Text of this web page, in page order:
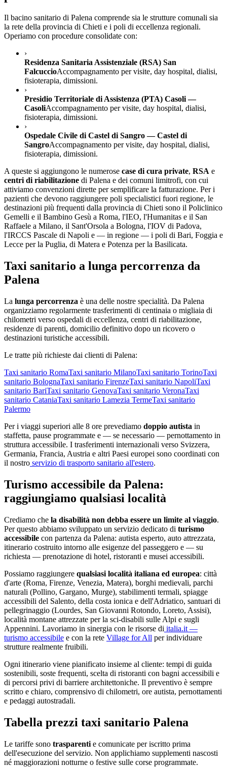
Il bacino sanitario di Palena comprende sia le strutture comunali sia
la rete della provincia di Chieti e i poli di eccellenza regionali.
Operiamo con procedure consolidate con:
›
Residenza Sanitaria Assistenziale (RSA) San
FalcuccioAccompagnamento per visite, day hospital, dialisi,
fisioterapia, dimissioni.
›
Presidio Territoriale di Assistenza (PTA) Casoli —
CasoliAccompagnamento per visite, day hospital, dialisi,
fisioterapia, dimissioni.
›
Ospedale Civile di Castel di Sangro — Castel di
SangroAccompagnamento per visite, day hospital, dialisi,
fisioterapia, dimissioni.
A queste si aggiungono le numerose case di cura private, RSA e
centri di riabilitazione di Palena e dei comuni limitrofi, con cui
attiviamo convenzioni dirette per semplificare la fatturazione. Per i
pazienti che devono raggiungere poli specialistici fuori regione, le
destinazioni più frequenti dalla provincia di Chieti sono il Policlinico
Gemelli e il Bambino Gesù a Roma, l'IEO, l'Humanitas e il San
Raffaele a Milano, il Sant'Orsola a Bologna, l'IOV di Padova,
l'IRCCS Pascale di Napoli e — in regione — i poli di Bari, Foggia e
Lecce per la Puglia, di Matera e Potenza per la Basilicata.
Taxi sanitario a lunga percorrenza da
Palena
La lunga percorrenza è una delle nostre specialità. Da Palena
organizziamo regolarmente trasferimenti di centinaia o migliaia di
chilometri verso ospedali di eccellenza, centri di riabilitazione,
residenze di parenti, domicilio definitivo dopo un ricovero o
destinazioni turistiche accessibili.
Le tratte più richieste dai clienti di Palena:
Taxi sanitario RomaTaxi sanitario MilanoTaxi sanitario TorinoTaxi
sanitario BolognaTaxi sanitario FirenzeTaxi sanitario NapoliTaxi
sanitario BariTaxi sanitario GenovaTaxi sanitario VeronaTaxi
sanitario CataniaTaxi sanitario Lamezia TermeTaxi sanitario
Palermo
Per i viaggi superiori alle 8 ore prevediamo doppio autista in
staffetta, pause programmate e — se necessario — pernottamento in
struttura accessibile. I trasferimenti internazionali verso Svizzera,
Germania, Francia, Austria e altri Paesi europei sono coordinati con
il nostro servizio di trasporto sanitario all'estero.
Turismo accessibile da Palena:
raggiungiamo qualsiasi località
Crediamo che la disabilità non debba essere un limite al viaggio.
Per questo abbiamo sviluppato un servizio dedicato di turismo
accessibile con partenza da Palena: autista esperto, auto attrezzata,
itinerario costruito intorno alle esigenze del passeggero e — su
richiesta — prenotazione di hotel, ristoranti e musei accessibili.
Possiamo raggiungere qualsiasi località italiana ed europea: città
d'arte (Roma, Firenze, Venezia, Matera), borghi medievali, parchi
naturali (Pollino, Gargano, Murge), stabilimenti termali, spiagge
accessibili del Salento, della costa ionica e dell'Adriatico, santuari di
pellegrinaggio (Lourdes, San Giovanni Rotondo, Loreto, Assisi),
località montane attrezzate per la sci-disabili sulle Alpi e sugli
Appennini. Lavoriamo in sinergia con le risorse di italia.it —
turismo accessibile e con la rete Village for All per individuare
strutture realmente fruibili.
Ogni itinerario viene pianificato insieme al cliente: tempi di guida
sostenibili, soste frequenti, scelta di ristoranti con bagni accessibili e
di percorsi privi di barriere architettoniche. Il preventivo è sempre
scritto e chiaro, comprensivo di chilometri, ore autista, pernottamenti
e pedaggi autostradali.
Tabella prezzi taxi sanitario Palena
Le tariffe sono trasparenti e comunicate per iscritto prima
dell'esecuzione del servizio. Non applichiamo supplementi nascosti
né maggiorazioni notturne o festive sulle corse programmate.